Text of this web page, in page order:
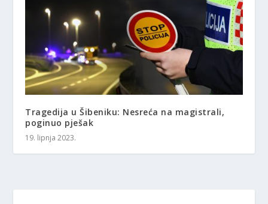
Tragedija u Šibeniku: Nesreća na magistrali,
poginuo pješak
19. lipnja 2023.